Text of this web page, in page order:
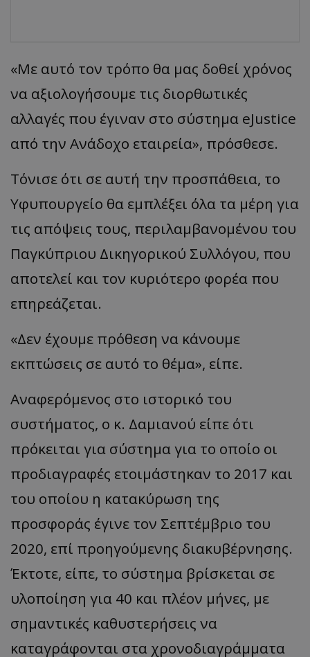
«Με αυτό τον τρόπο θα μας δοθεί χρόνος
να αξιολογήσουμε τις διορθωτικές
αλλαγές που έγιναν στο σύστημα eJustice
από την Ανάδοχο εταιρεία», πρόσθεσε.
Τόνισε ότι σε αυτή την προσπάθεια, το
Υφυπουργείο θα εμπλέξει όλα τα μέρη για
τις απόψεις τους, περιλαμβανομένου του
Παγκύπριου Δικηγορικού Συλλόγου, που
αποτελεί και τον κυριότερο φορέα που
επηρεάζεται.
«Δεν έχουμε πρόθεση να κάνουμε
εκπτώσεις σε αυτό το θέμα», είπε.
Αναφερόμενος στο ιστορικό του
συστήματος, ο κ. Δαμιανού είπε ότι
πρόκειται για σύστημα για το οποίο οι
προδιαγραφές ετοιμάστηκαν το 2017 και
του οποίου η κατακύρωση της
προσφοράς έγινε τον Σεπτέμβριο του
2020, επί προηγούμενης διακυβέρνησης.
Έκτοτε, είπε, το σύστημα βρίσκεται σε
υλοποίηση για 40 και πλέον μήνες, με
σημαντικές καθυστερήσεις να
καταγράφονται στα χρονοδιαγράμματα